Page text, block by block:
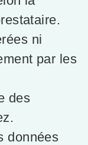
ni
par les
des
données